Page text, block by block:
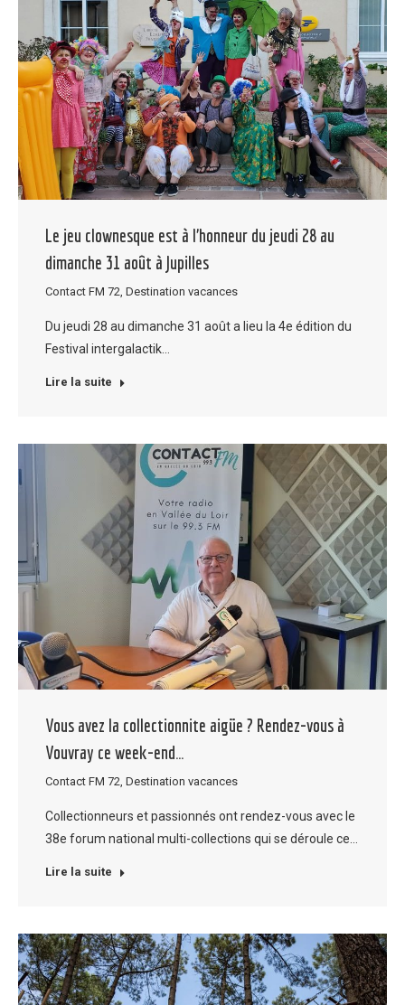
Le jeu clownesque est à l’honneur du jeudi 28 au
dimanche 31 août à Jupilles
Contact FM 72 Destination vacances
Du jeudi 28 au dimanche 31 août a lieu la 4e édition du
Festival intergalactik…
Lire la suite
Vous avez la collectionnite aigüe ? Rendez-vous à
Vouvray ce week-end…
Contact FM 72 Destination vacances
Collectionneurs et passionnés ont rendez-vous avec le
38e forum national multi-collections qui se déroule ce…
Lire la suite